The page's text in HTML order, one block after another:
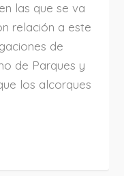
las que se va
relación a este
de
de Parques y
los alcorques